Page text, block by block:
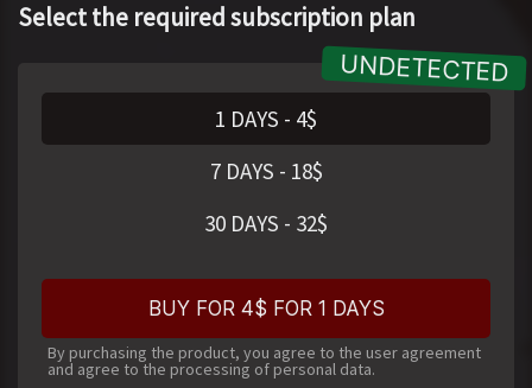
Select the required subscription plan
1 DAYS - 4$
7 DAYS - 18$
30 DAYS - 32$
BUY FOR 4$ FOR 1 DAYS
By purchasing the product, you agree to the user agreement
and agree to the processing of personal data.